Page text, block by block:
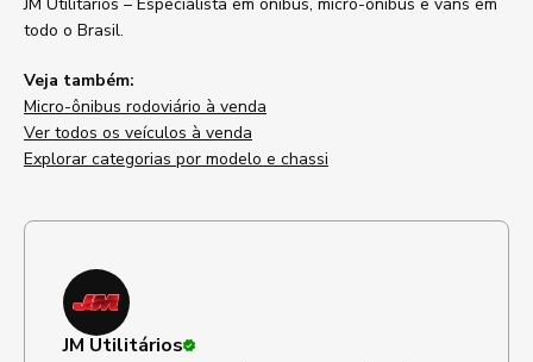
todo o Brasil.
Veja também:
Micro-ônibus rodoviário à venda
Ver todos os veículos à venda
Explorar categorias por modelo e chassi
JM Utilitários